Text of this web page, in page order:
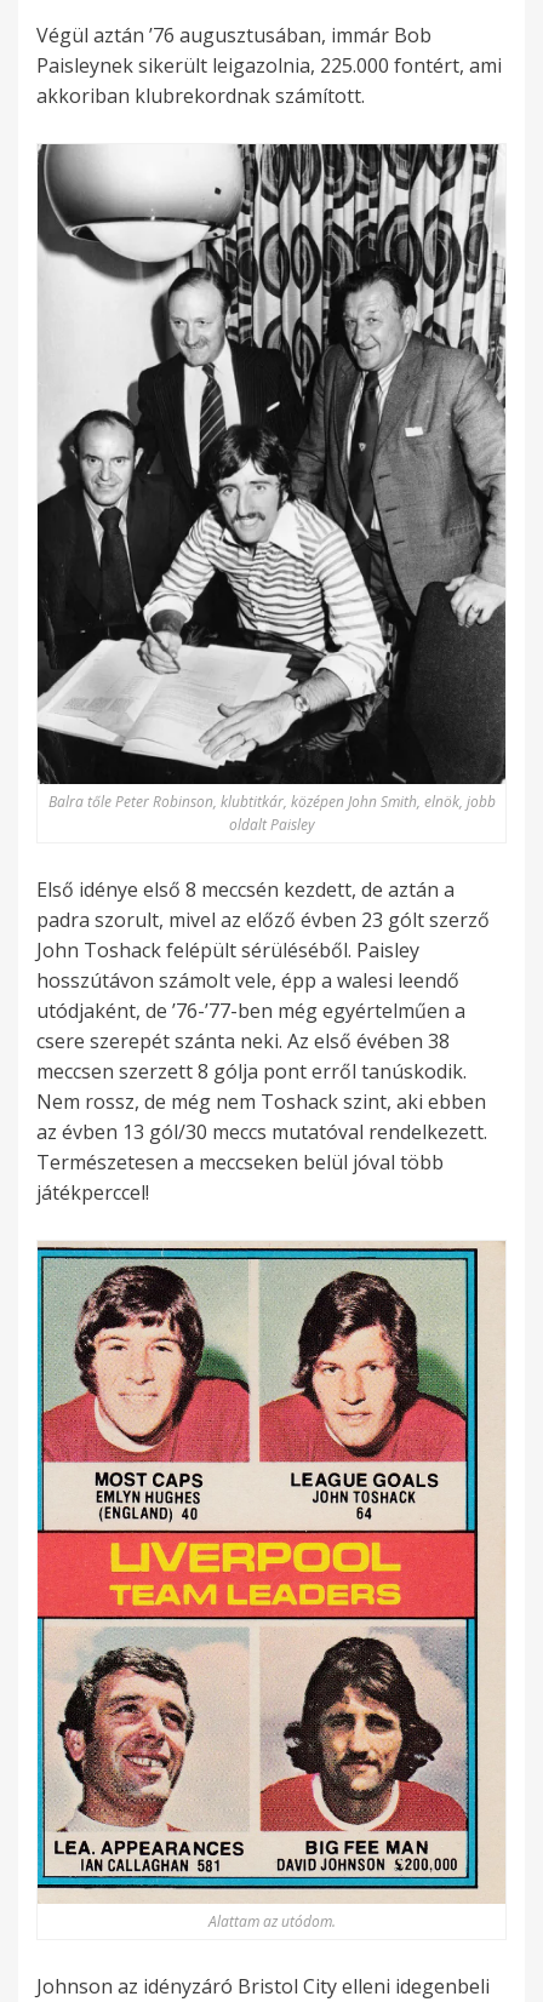
Végül aztán ’76 augusztusában, immár Bob
Paisleynek sikerült leigazolnia, 225.000 fontért, ami
akkoriban klubrekordnak számított.
Balra tőle Peter Robinson, klubtitkár, középen John Smith, elnök, jobb
oldalt Paisley
Első idénye első 8 meccsén kezdett, de aztán a
padra szorult, mivel az előző évben 23 gólt szerző
John Toshack felépült sérüléséből. Paisley
hosszútávon számolt vele, épp a walesi leendő
utódjaként, de ’76-’77-ben még egyértelműen a
csere szerepét szánta neki. Az első évében 38
meccsen szerzett 8 gólja pont erről tanúskodik.
Nem rossz, de még nem Toshack szint, aki ebben
az évben 13 gól/30 meccs mutatóval rendelkezett.
Természetesen a meccseken belül jóval több
játékperccel!
Alattam az utódom.
Johnson az idényzáró Bristol City elleni idegenbeli